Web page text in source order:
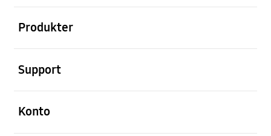
Produkter
Support
Konto